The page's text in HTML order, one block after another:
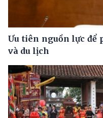
Ưu tiên nguồn lực để
và du lịch